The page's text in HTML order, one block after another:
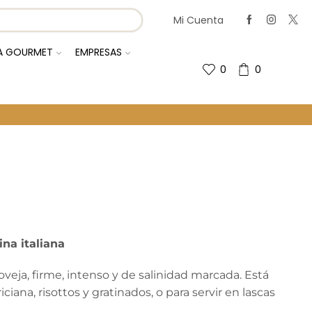
Mi Cuenta
GOURMET
EMPRESAS
0
0
italiana
firme, intenso y de salinidad marcada. Está
risottos y gratinados, o para servir en lascas